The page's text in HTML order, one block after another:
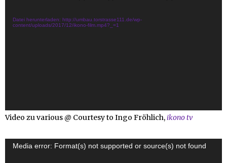
Datei herunterladen: http://umbau.torstrasse111.de/wp-
content/uploads/2017/12/ikono-film.mp4?_=1
Video zu various @ Courtesy to Ingo Fröhlich, ikono tv
Video-
Media error: Format(s) not supported or source(s) not found